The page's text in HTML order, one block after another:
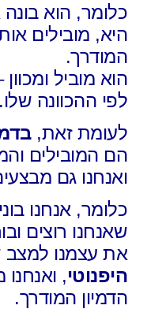
כלומר, הוא
היא, מובילים
המודרך.
הוא מוביל
לפי ההכוונה שלו.
לעומת זאת,
הם המובילים
ואנחנו גם
כלומר, אנחנו
שאנחנו רוצים
את עצמנו
היפנוטי,
הדמיון המודרך.